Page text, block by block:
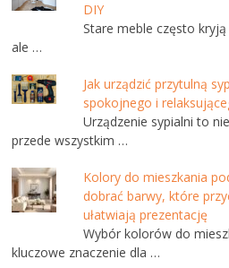
DIY
Stare meble często
ale …
Jak urządzić przytulną
spokojnego i
Urządzenie sypialni to
przede wszystkim …
Kolory do mieszkania
dobrać barwy, które
ułatwiają prezentację
Wybór kolorów do
kluczowe znaczenie dla …